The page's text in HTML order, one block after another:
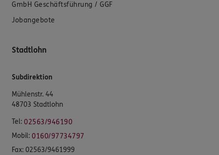
GmbH Geschäftsführung / GGF
Jobangebote
Stadtlohn
Subdirektion
Mühlenstr. 44
48703 Stadtlohn
Tel: 02563/946190
Mobil: 0160/97734797
Fax: 02563/9461999